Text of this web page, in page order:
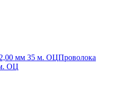
мм 35 м. ОЦПроволока
ОЦ